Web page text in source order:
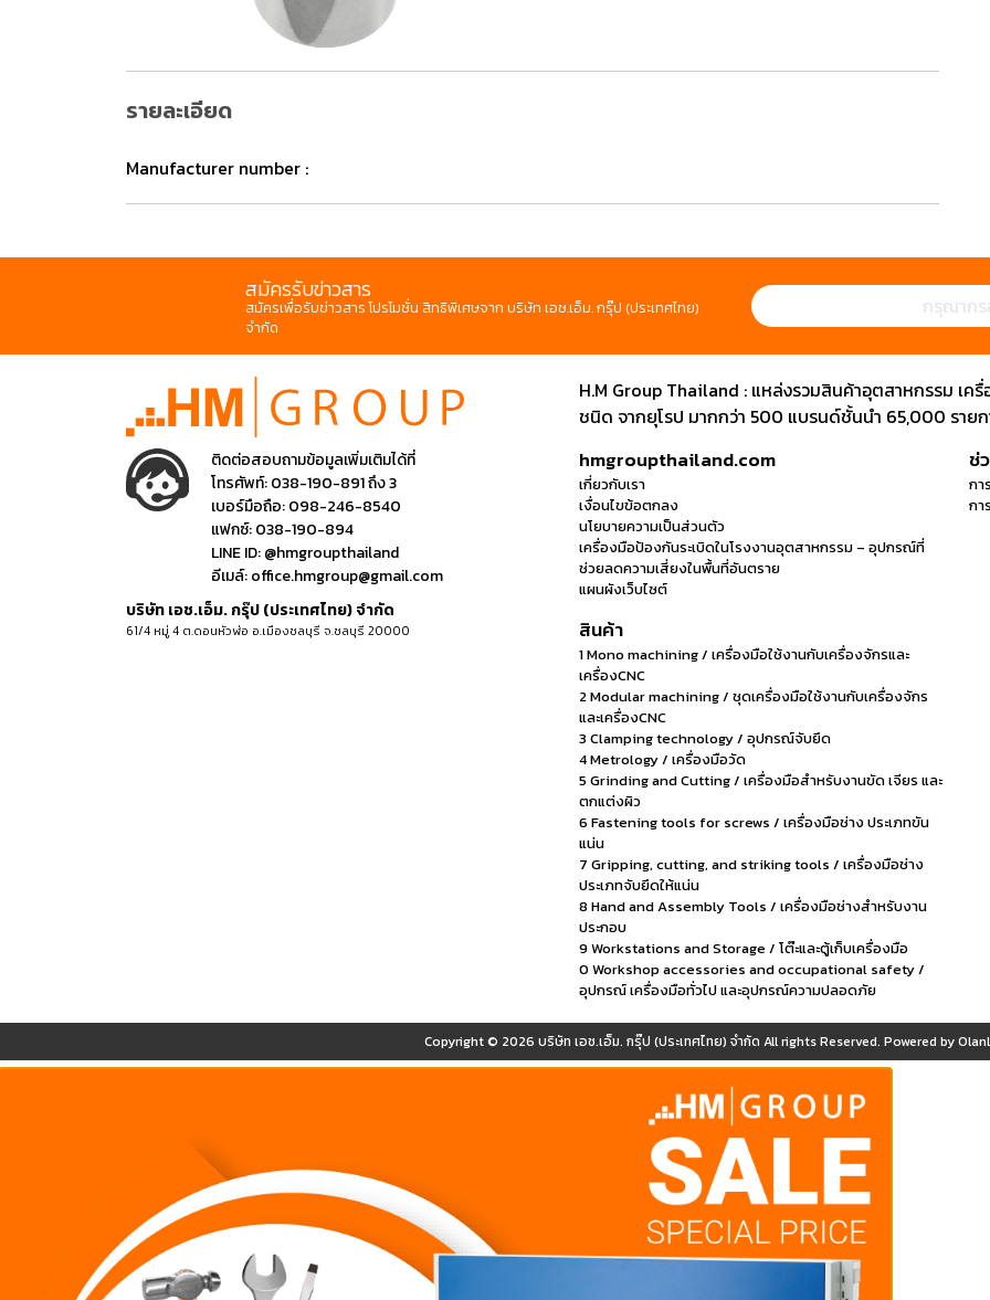
รายละเอียด
Manufacturer number :
สมัครรับข่าวสาร
สมัครเพื่อรับข่าวสาร โปรโมชั่น สิทธิพิเศษจาก บริษัท เอช.เอ็ม. กรุ๊ป (ประเทศไทย)
จำกัด
ติดต่อสอบถามข้อมูลเพิ่มเติมได้ที่
โทรศัพท์:038-190-891 ถึง 3
เบอร์มือถือ:098-246-8540
แฟกซ์:038-190-894
LINE ID:@hmgroupthailand
อีเมล์:office.hmgroup@gmail.com
บริษัท เอช.เอ็ม. กรุ๊ป (ประเทศไทย) จำกัด
61/4 หมู่ 4 ต.ดอนหัวฬ่อ อ.เมืองชลบุรี จ.ชลบุรี 20000
H.M Group Thailand : แหล่งรวมสินค้าอุตสาหกรรม เค
ชนิด จากยุโรป มากกว่า 500 แบรนด์ชั้นนำ 65,000 รายก
hmgroupthailand.com
เกี่ยวกับเรา
เงื่อนไขข้อตกลง
นโยบายความเป็นส่วนตัว
เครื่องมือป้องกันระเบิดในโรงงานอุตสาหกรรม – อุปกรณ์ที่
ช่วยลดความเสี่ยงในพื้นที่อันตราย
แผนผังเว็บไซต์
ช่
กา
กา
สินค้า
1 Mono machining / เครื่องมือใช้งานกับเครื่องจักรและ
เครื่องCNC
2 Modular machining / ชุดเครื่องมือใช้งานกับเครื่องจักร
และเครื่องCNC
3 Clamping technology / อุปกรณ์จับยึด
4 Metrology / เครื่องมือวัด
5 Grinding and Cutting / เครื่องมือสำหรับงานขัด เจียร และ
ตกแต่งผิว
6 Fastening tools for screws / เครื่องมือช่าง ประเภทขัน
แน่น
7 Gripping, cutting, and striking tools / เครื่องมือช่าง
ประเภทจับยึดให้แน่น
8 Hand and Assembly Tools / เครื่องมือช่างสำหรับงาน
ประกอบ
9 Workstations and Storage / โต๊ะและตู้เก็บเครื่องมือ
0 Workshop accessories and occupational safety /
อุปกรณ์ เครื่องมือทั่วไป และอุปกรณ์ความปลอดภัย
Copyright © 2026 บริษัท เอช.เอ็ม. กรุ๊ป (ประเทศไทย) จำกัด All rights Reserved. Powered by